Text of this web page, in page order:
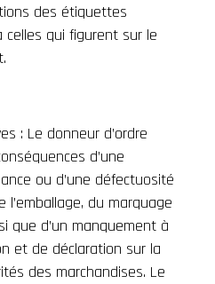
des étiquettes
celles qui figurent sur le
: Le donneur d’ordre
d’une
ou d’une défectuosité
du marquage
que d’un manquement à
et de déclaration sur la
des marchandises. Le